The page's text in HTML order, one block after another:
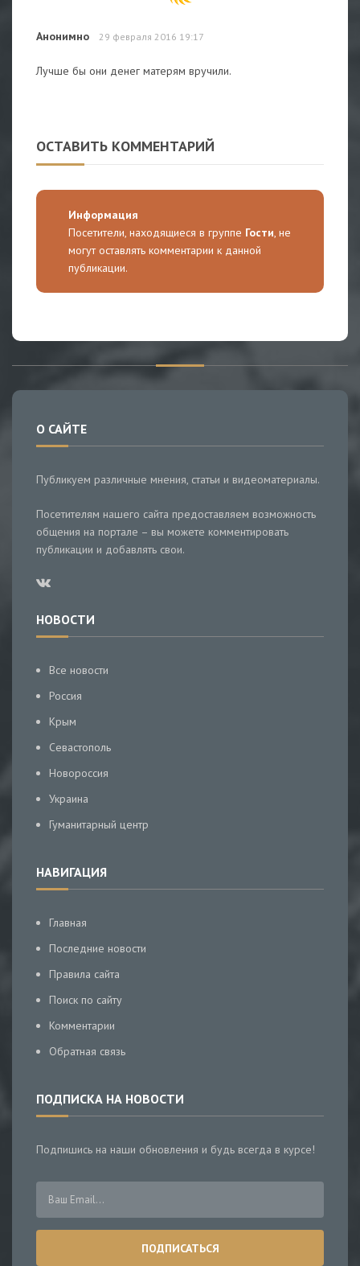
Анонимно 29 февраля 2016 19:17
Лучше бы они денег матерям вручили.
ОСТАВИТЬ КОММЕНТАРИЙ
Информация
Посетители, находящиеся в группе Гости, не
могут оставлять комментарии к данной
публикации.
О САЙТЕ
Публикуем различные мнения, статьи и видеоматериалы.
Посетителям нашего сайта предоставляем возможность
общения на портале – вы можете комментировать
публикации и добавлять свои.
НОВОСТИ
Все новости
Россия
Крым
Севастополь
Новороссия
Украина
Гуманитарный центр
НАВИГАЦИЯ
Главная
Последние новости
Правила сайта
Поиск по сайту
Комментарии
Обратная связь
ПОДПИСКА НА НОВОСТИ
Подпишись на наши обновления и будь всегда в курсе!